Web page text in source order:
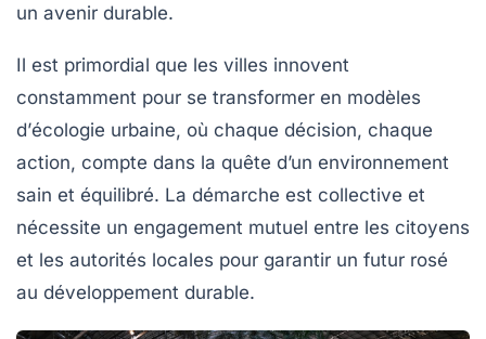
un avenir durable.
Il est primordial que les villes innovent
constamment pour se transformer en modèles
d’écologie urbaine, où chaque décision, chaque
action, compte dans la quête d’un environnement
sain et équilibré. La démarche est collective et
nécessite un engagement mutuel entre les citoyens
et les autorités locales pour garantir un futur rosé
au développement durable.